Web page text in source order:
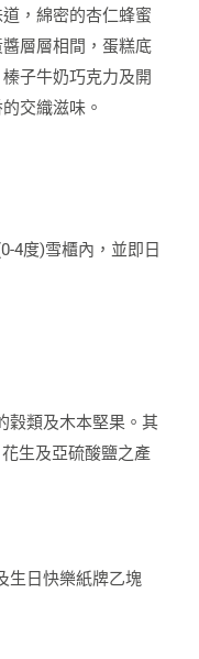
，綿密的杏仁蜂蜜
層層相間，蛋糕底
子牛奶巧克力及開
交織滋味。
4度)雪櫃內，並即日
穀類及木本堅果。其
生及亞硫酸鹽之產
生日快樂紙牌乙塊